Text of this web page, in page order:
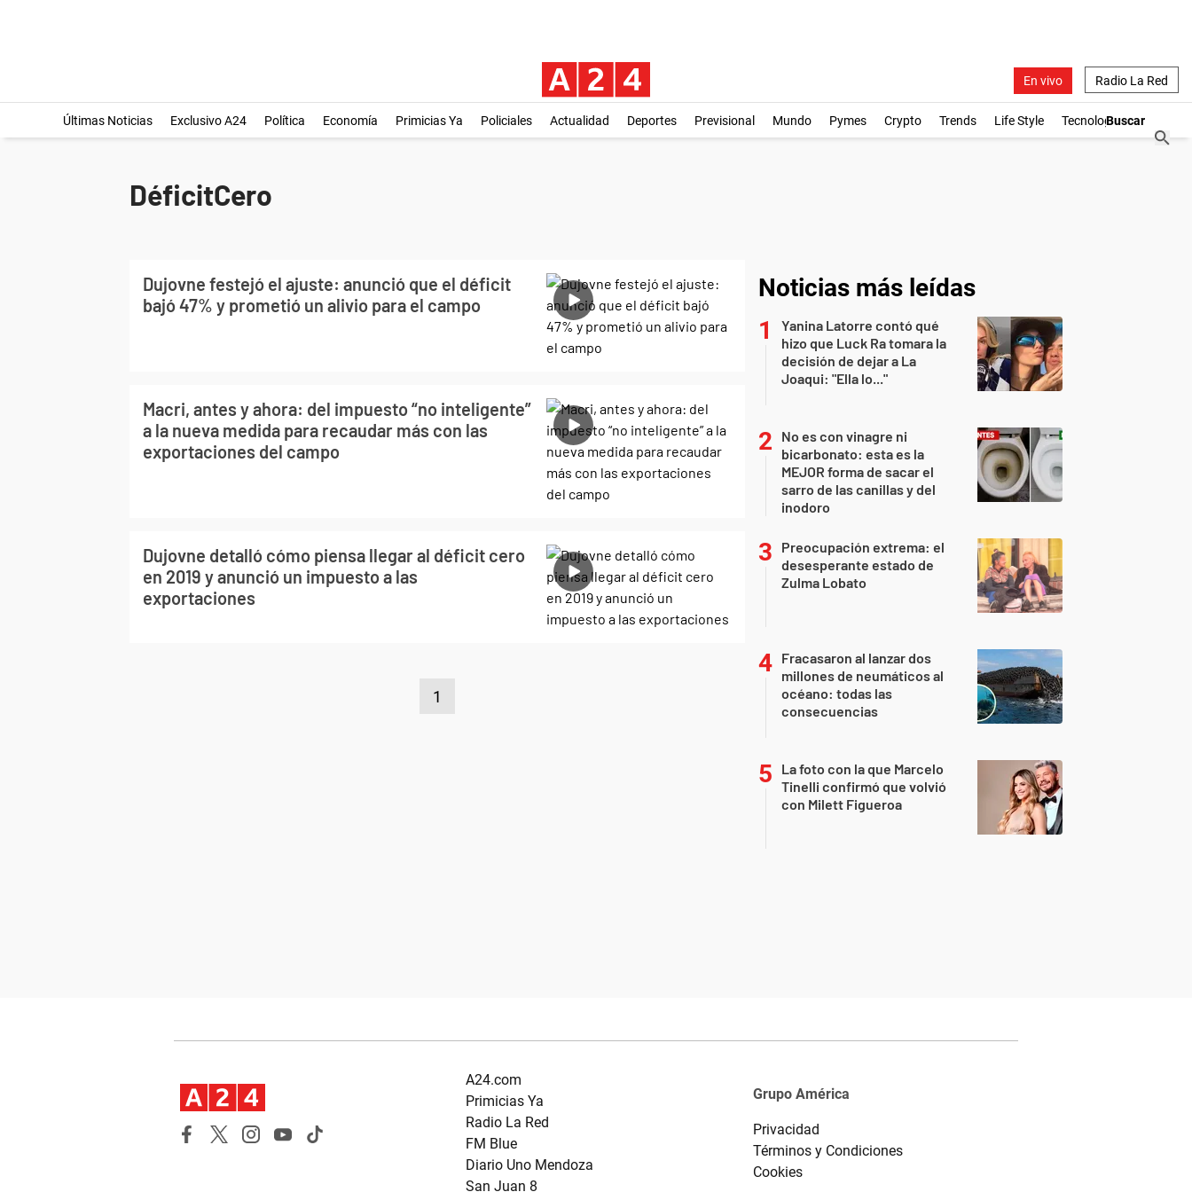
En vivo Radio La Red
Últimas Noticias Exclusivo A24 Política Economía Primicias Ya Policiales Actualidad Deportes Previsional Mundo Pymes Crypto Trends Life Style Tecnología
DéficitCero
Dujovne festejó el ajuste: anunció que el déficit
bajó 47% y prometió un alivio para el campo
Macri, antes y ahora: del impuesto “no inteligente”
a la nueva medida para recaudar más con las
exportaciones del campo
Dujovne detalló cómo piensa llegar al déficit cero
en 2019 y anunció un impuesto a las
exportaciones
1
Noticias más leídas
Yanina Latorre contó qué
hizo que Luck Ra tomara la
decisión de dejar a La
Joaqui: "Ella lo..."
No es con vinagre ni
bicarbonato: esta es la
MEJOR forma de sacar el
sarro de las canillas y del
inodoro
Preocupación extrema: el
desesperante estado de
Zulma Lobato
Fracasaron al lanzar dos
millones de neumáticos al
océano: todas las
consecuencias
La foto con la que Marcelo
Tinelli confirmó que volvió
con Milett Figueroa
A24.com
Primicias Ya
Radio La Red
FM Blue
Diario Uno Mendoza
San Juan 8
Grupo América
Privacidad
Términos y Condiciones
Cookies